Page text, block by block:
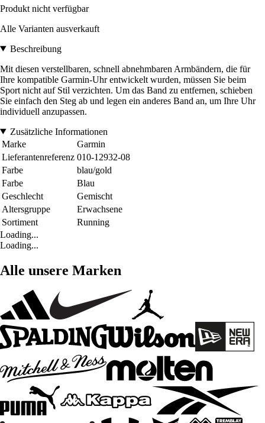
Produkt nicht verfügbar
Alle Varianten ausverkauft
Beschreibung
Mit diesen verstellbaren, schnell abnehmbaren Armbändern, die für
Ihre kompatible Garmin-Uhr entwickelt wurden, müssen Sie beim
Sport nicht auf Stil verzichten. Um das Band zu entfernen, schieben
Sie einfach den Steg ab und legen ein anderes Band an, um Ihre Uhr
individuell anzupassen.
Zusätzliche Informationen
Marke
Garmin
Lieferantenreferenz 010-12932-08
Farbe
blau/gold
Farbe
Blau
Geschlecht
Gemischt
Altersgruppe
Erwachsene
Sortiment
Running
Loading...
Loading...
Alle unsere Marken